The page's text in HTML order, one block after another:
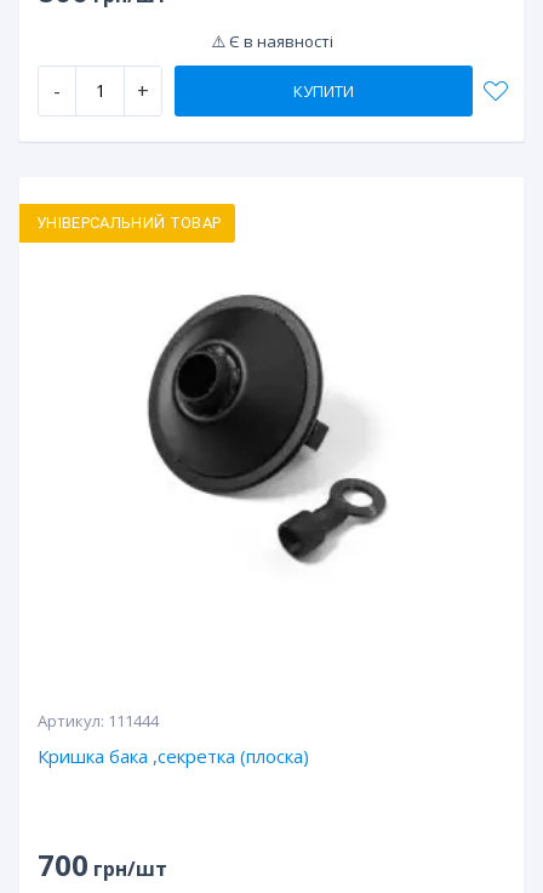
⚠️ Є в наявності
- + КУПИТИ
УНІВЕРСАЛЬНИЙ ТОВАР
Артикул: 111444
Кришка бака ,секретка (плоска)
700 грн/шт